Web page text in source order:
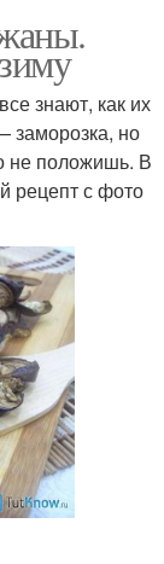
знают, как их
заморозка, но
не положишь. В
рецепт с фото